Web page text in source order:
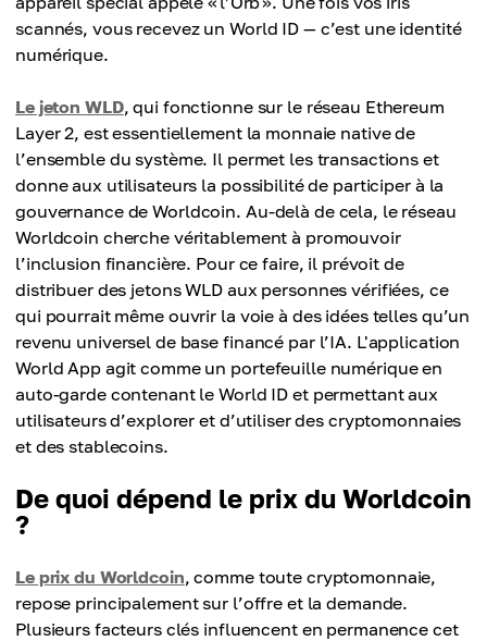
scannés, vous recevez un World ID — c’est une identité
numérique.
Le jeton WLD, qui fonctionne sur le réseau Ethereum
Layer 2, est essentiellement la monnaie native de
l’ensemble du système. Il permet les transactions et
donne aux utilisateurs la possibilité de participer à la
gouvernance de Worldcoin. Au-delà de cela, le réseau
Worldcoin cherche véritablement à promouvoir
l’inclusion financière. Pour ce faire, il prévoit de
distribuer des jetons WLD aux personnes vérifiées, ce
qui pourrait même ouvrir la voie à des idées telles qu’un
revenu universel de base financé par l’IA. L'application
World App agit comme un portefeuille numérique en
auto-garde contenant le World ID et permettant aux
utilisateurs d’explorer et d’utiliser des cryptomonnaies
et des stablecoins.
De quoi dépend le prix du Worldcoin
?
Le prix du Worldcoin, comme toute cryptomonnaie,
repose principalement sur l’offre et la demande.
Plusieurs facteurs clés influencent en permanence cet